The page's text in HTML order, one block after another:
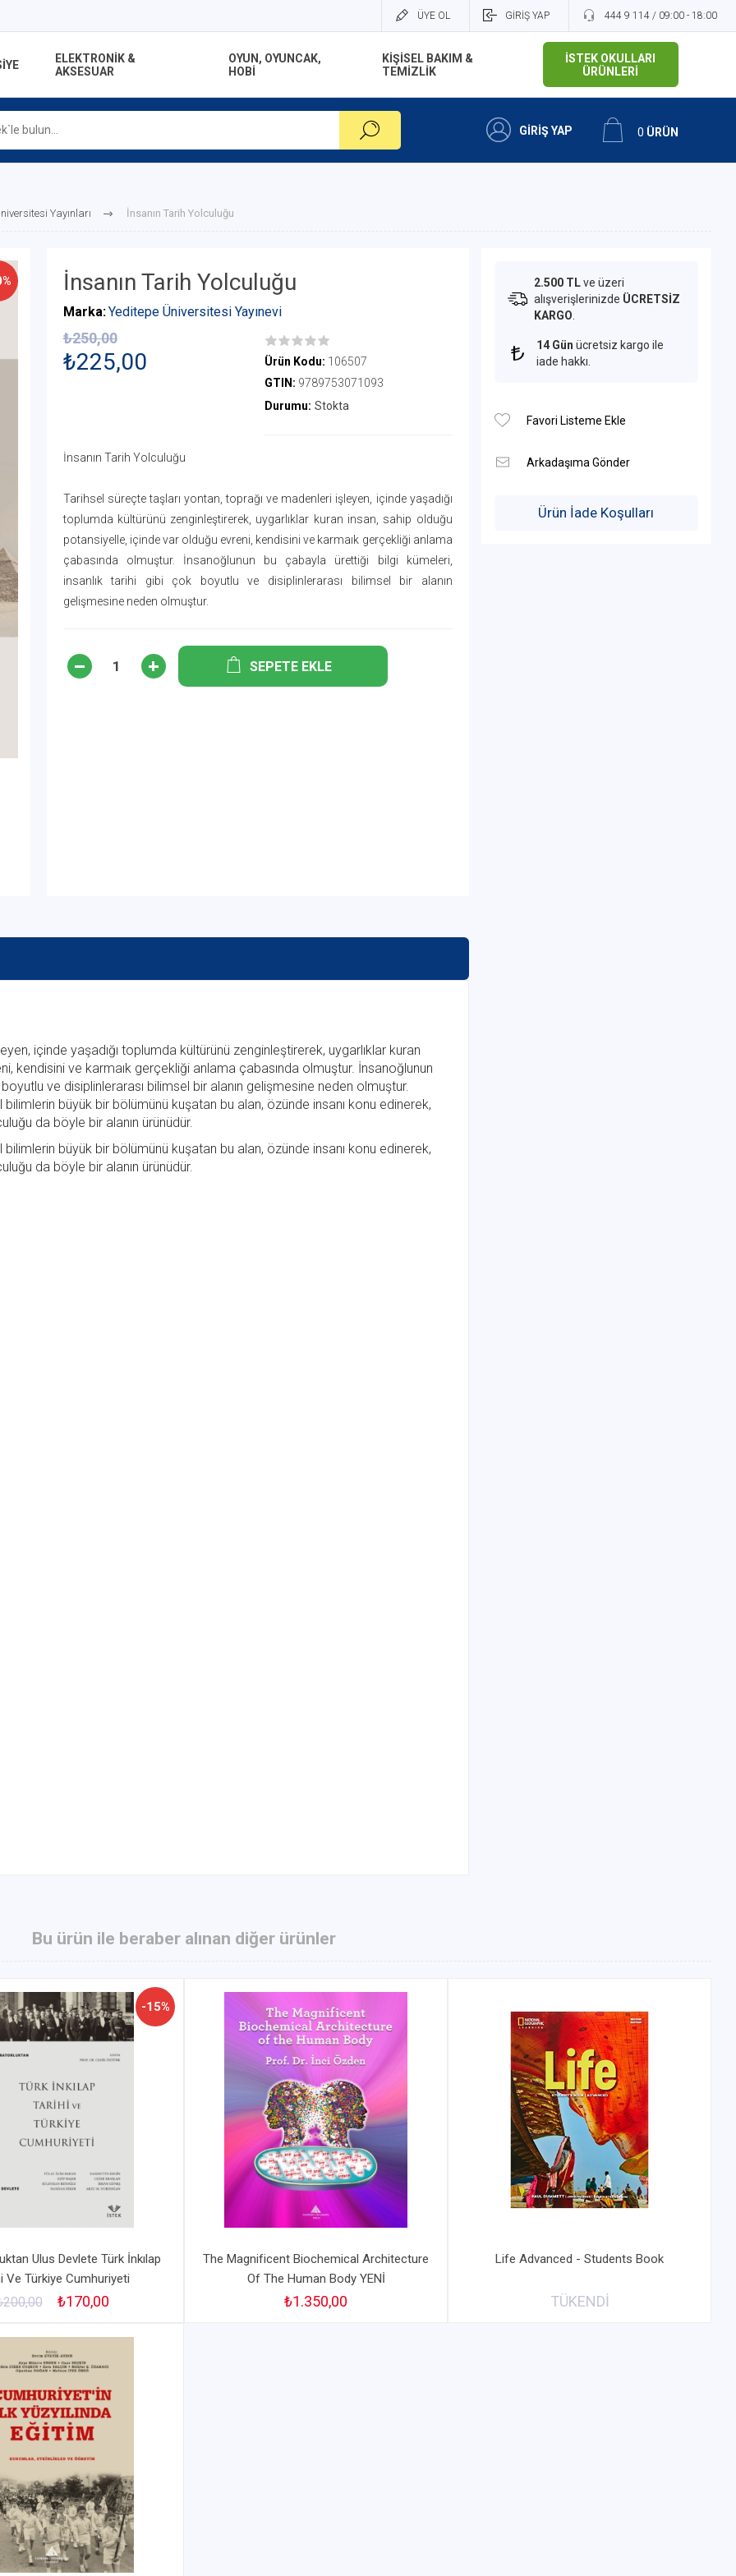
ÜYE OL GİRİŞ YAP 444 9 114 / 09:00 - 18:00
ELEKTRONİK &
AKSESUAR
OYUN, OYUNCAK,
HOBİ
KİŞİSEL BAKIM &
TEMİZLİK
İSTEK OKULLARI
ÜRÜNLERİ
GİRİŞ YAP 0 ÜRÜN
Yayınları İnsanın Tarih Yolculuğu
İnsanın Tarih Yolculuğu
Marka:Yeditepe Üniversitesi Yayınevi
₺225,00
₺250,00
Ürün Kodu: 106507
GTIN: 9789753071093
Durumu: Stokta
İnsanın Tarih Yolculuğu
Tarihsel süreçte taşları yontan, toprağı ve madenleri işleyen, içinde yaşadığı
toplumda kültürünü zenginleştirerek, uygarlıklar kuran insan, sahip olduğu
potansiyelle, içinde var olduğu evreni, kendisini ve karmaık gerçekliği anlama
çabasında olmuştur. İnsanoğlunun bu çabayla ürettiği bilgi kümeleri,
insanlık tarihi gibi çok boyutlu ve disiplinlerarası bilimsel bir alanın
gelişmesine neden olmuştur.
SEPETE EKLE
içinde yaşadığı toplumda kültürünü zenginleştirerek, uygarlıklar kuran
kendisini ve karmaık gerçekliği anlama çabasında olmuştur. İnsanoğlunun
ve disiplinlerarası bilimsel bir alanın gelişmesine neden olmuştur.
büyük bir bölümünü kuşatan bu alan, özünde insanı konu edinerek,
da böyle bir alanın ürünüdür.
büyük bir bölümünü kuşatan bu alan, özünde insanı konu edinerek,
da böyle bir alanın ürünüdür.
2.500 TLve üzeri
alışverişlerinizde ÜCRETSİZ
KARGO
14 Gün ücretsiz kargo ile
iade hakkı.
Ürün İade Koşulları
Bu ürün ile beraber alınan diğer ürünler
-15%
Ulus Devlete Türk İnkılap
Ve Türkiye Cumhuriyeti
₺170,00
The Magnificent Biochemical Architecture
Of The Human Body YENİ
₺1.350,00
Life Advanced - Students Book
TÜKENDİ